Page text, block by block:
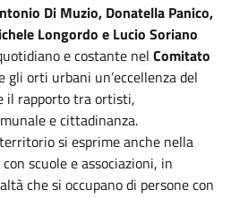
Di Muzio, Donatella Panico,
Longordo e Lucio Soriano
e costante nel Comitato
gli orti urbani un’eccellenza del
il rapporto tra ortisti,
e cittadinanza.
si esprime anche nella
scuole e associazioni, in
che si occupano di persone con